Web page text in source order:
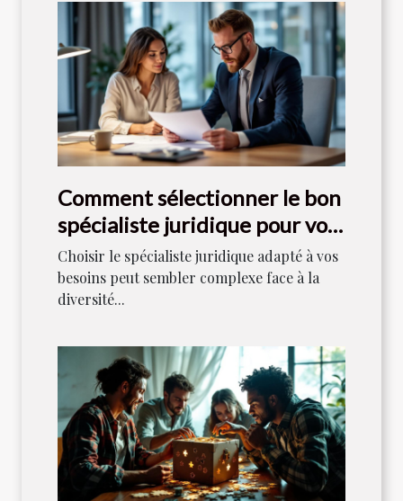
Comment sélectionner le bon
spécialiste juridique pour vos
besoins ?
Choisir le spécialiste juridique adapté à vos
besoins peut sembler complexe face à la
diversité...